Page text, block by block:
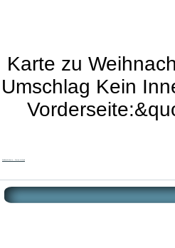
Karte zu
Umschlag Kein